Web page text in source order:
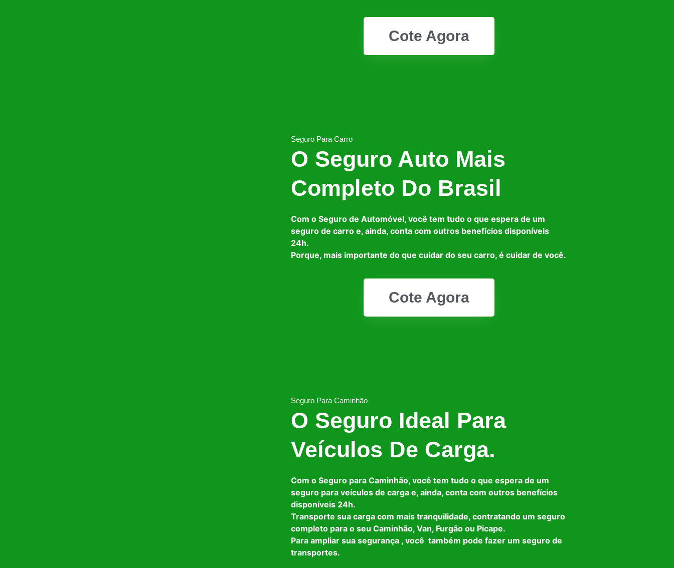
Cote Agora
Seguro Para Carro
O Seguro Auto Mais
Completo Do Brasil
Com o Seguro de Automóvel, você tem tudo o que espera de um
seguro de carro e, ainda, conta com outros benefícios disponíveis
24h.
Porque, mais importante do que cuidar do seu carro, é cuidar de você.
Cote Agora
Seguro Para Caminhão
O Seguro Ideal Para
Veículos De Carga.
Com o Seguro para Caminhão, você tem tudo o que espera de um
seguro para veículos de carga e, ainda, conta com outros benefícios
disponíveis 24h.
Transporte sua carga com mais tranquilidade, contratando um seguro
completo para o seu Caminhão, Van, Furgão ou Picape.
Para ampliar sua segurança , você também pode fazer um seguro de
transportes.